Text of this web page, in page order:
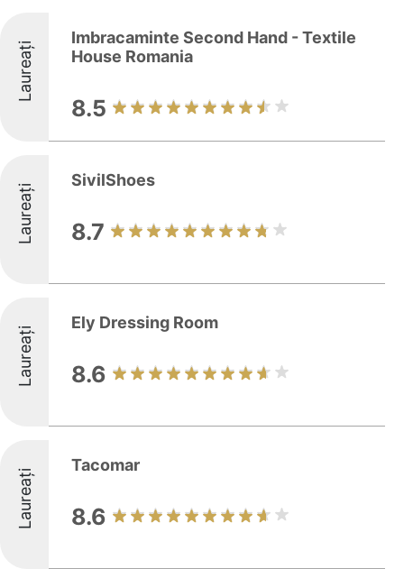
Laureați
Imbracaminte Second Hand - Textile
House Romania
8.5
Laureați
SivilShoes
8.7
Laureați
Ely Dressing Room
8.6
Laureați
Tacomar
8.6